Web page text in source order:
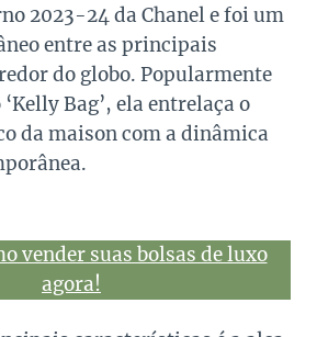
2023-24 da Chanel e foi um
entre as principais
do globo. Popularmente
Bag’, ela entrelaça o
da maison com a dinâmica
vender suas bolsas de luxo
agora!